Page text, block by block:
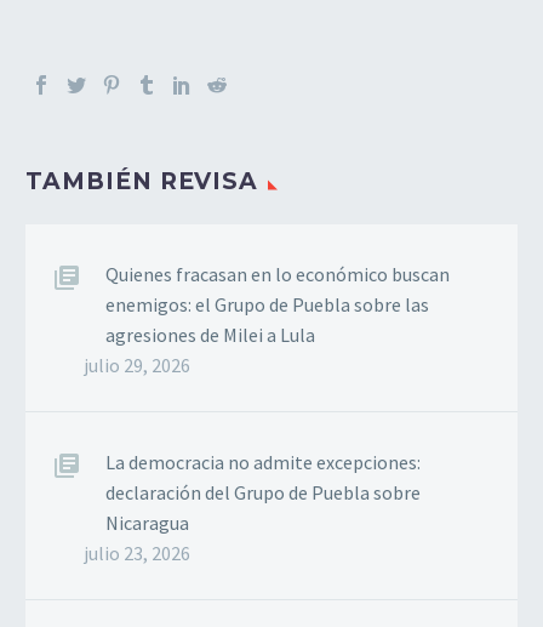
TAMBIÉN REVISA
Quienes fracasan en lo económico buscan
enemigos: el Grupo de Puebla sobre las
agresiones de Milei a Lula
julio 29, 2026
La democracia no admite excepciones:
declaración del Grupo de Puebla sobre
Nicaragua
julio 23, 2026